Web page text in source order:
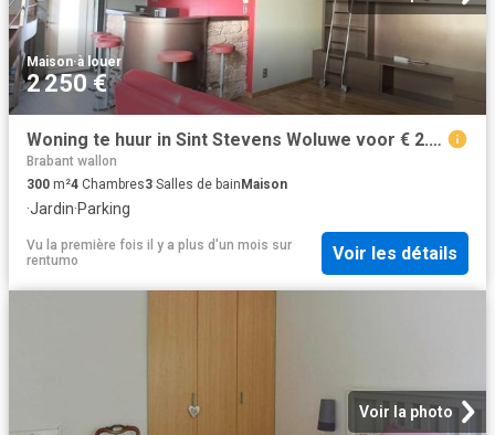
Maison·à louer
2 250 €
Woning te huur in Sint Stevens Woluwe voor € 2.250 met 4 slaapkamers
Brabant wallon
300 m²4 Chambres3 Salles de bainMaison
·Jardin·Parking
Vu la première fois il y a plus d'un mois sur
rentumo
Voir les détails
Voir la photo